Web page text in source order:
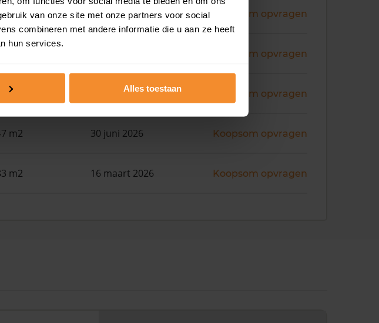
van onze site met onze partners voor social
combineren met andere informatie die u aan ze heeft
hun services.
Alles toestaan
30 juni 2026 Koopsom opvragen
Koopsom opvragen
m2 30 juni 2026 Koopsom opvragen
m2 30 juni 2026 Koopsom opvragen
m2 16 maart 2026 Koopsom opvragen